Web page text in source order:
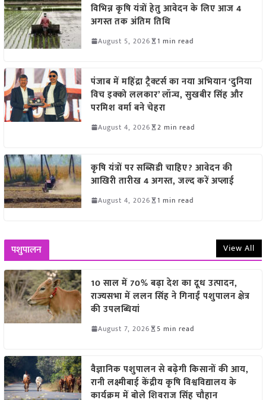
विभिन्न कृषि यंत्रों हेतु आवेदन के लिए आज 4
अगस्त तक अंतिम तिथि
August 5, 2026 1 min read
पंजाब में महिंद्रा ट्रैक्टर्स का नया अभियान ‘दुनिया
विच इक्को ललकार’ लॉन्च, सुखबीर सिंह और
परमिश वर्मा बने चेहरा
August 4, 2026 2 min read
कृषि यंत्रों पर सब्सिडी चाहिए? आवेदन की
आखिरी तारीख 4 अगस्त, जल्द करें अप्लाई
August 4, 2026 1 min read
पशुपालन View All
10 साल में 70% बढ़ा देश का दूध उत्पादन,
राज्यसभा में ललन सिंह ने गिनाईं पशुपालन क्षेत्र
की उपलब्धियां
August 7, 2026 5 min read
वैज्ञानिक पशुपालन से बढ़ेगी किसानों की आय,
रानी लक्ष्मीबाई केंद्रीय कृषि विश्वविद्यालय के
कार्यक्रम में बोले शिवराज सिंह चौहान